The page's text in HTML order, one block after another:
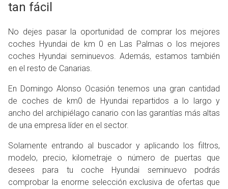
tan fácil
No dejes pasar la oportunidad de comprar los mejores
coches Hyundai de km 0 en Las Palmas o los mejores
coches Hyundai seminuevos. Además, estamos también
en el resto de Canarias.
En Domingo Alonso Ocasión tenemos una gran cantidad
de coches de km0 de Hyundai repartidos a lo largo y
ancho del archipiélago canario con las garantías más altas
de una empresa líder en el sector.
Solamente entrando al buscador y aplicando los filtros,
modelo, precio, kilometraje o número de puertas que
desees para tu coche Hyundai seminuevo podrás
comprobar la enorme selección exclusiva de ofertas que